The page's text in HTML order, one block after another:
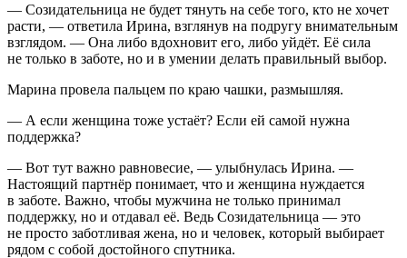
— Созидательница не будет тянуть на себе того, кто не хочет
расти, — ответила Ирина, взглянув на подругу внимательным
взглядом. — Она либо вдохновит его, либо уйдёт. Её сила
не только в заботе, но и в умении делать правильный выбор.
Марина провела пальцем по краю чашки, размышляя.
— А если женщина тоже устаёт? Если ей самой нужна
поддержка?
— Вот тут важно равновесие, — улыбнулась Ирина. —
Настоящий партнёр понимает, что и женщина нуждается
в заботе. Важно, чтобы мужчина не только принимал
поддержку, но и отдавал её. Ведь Созидательница — это
не просто заботливая жена, но и человек, который выбирает
рядом с собой достойного спутника.